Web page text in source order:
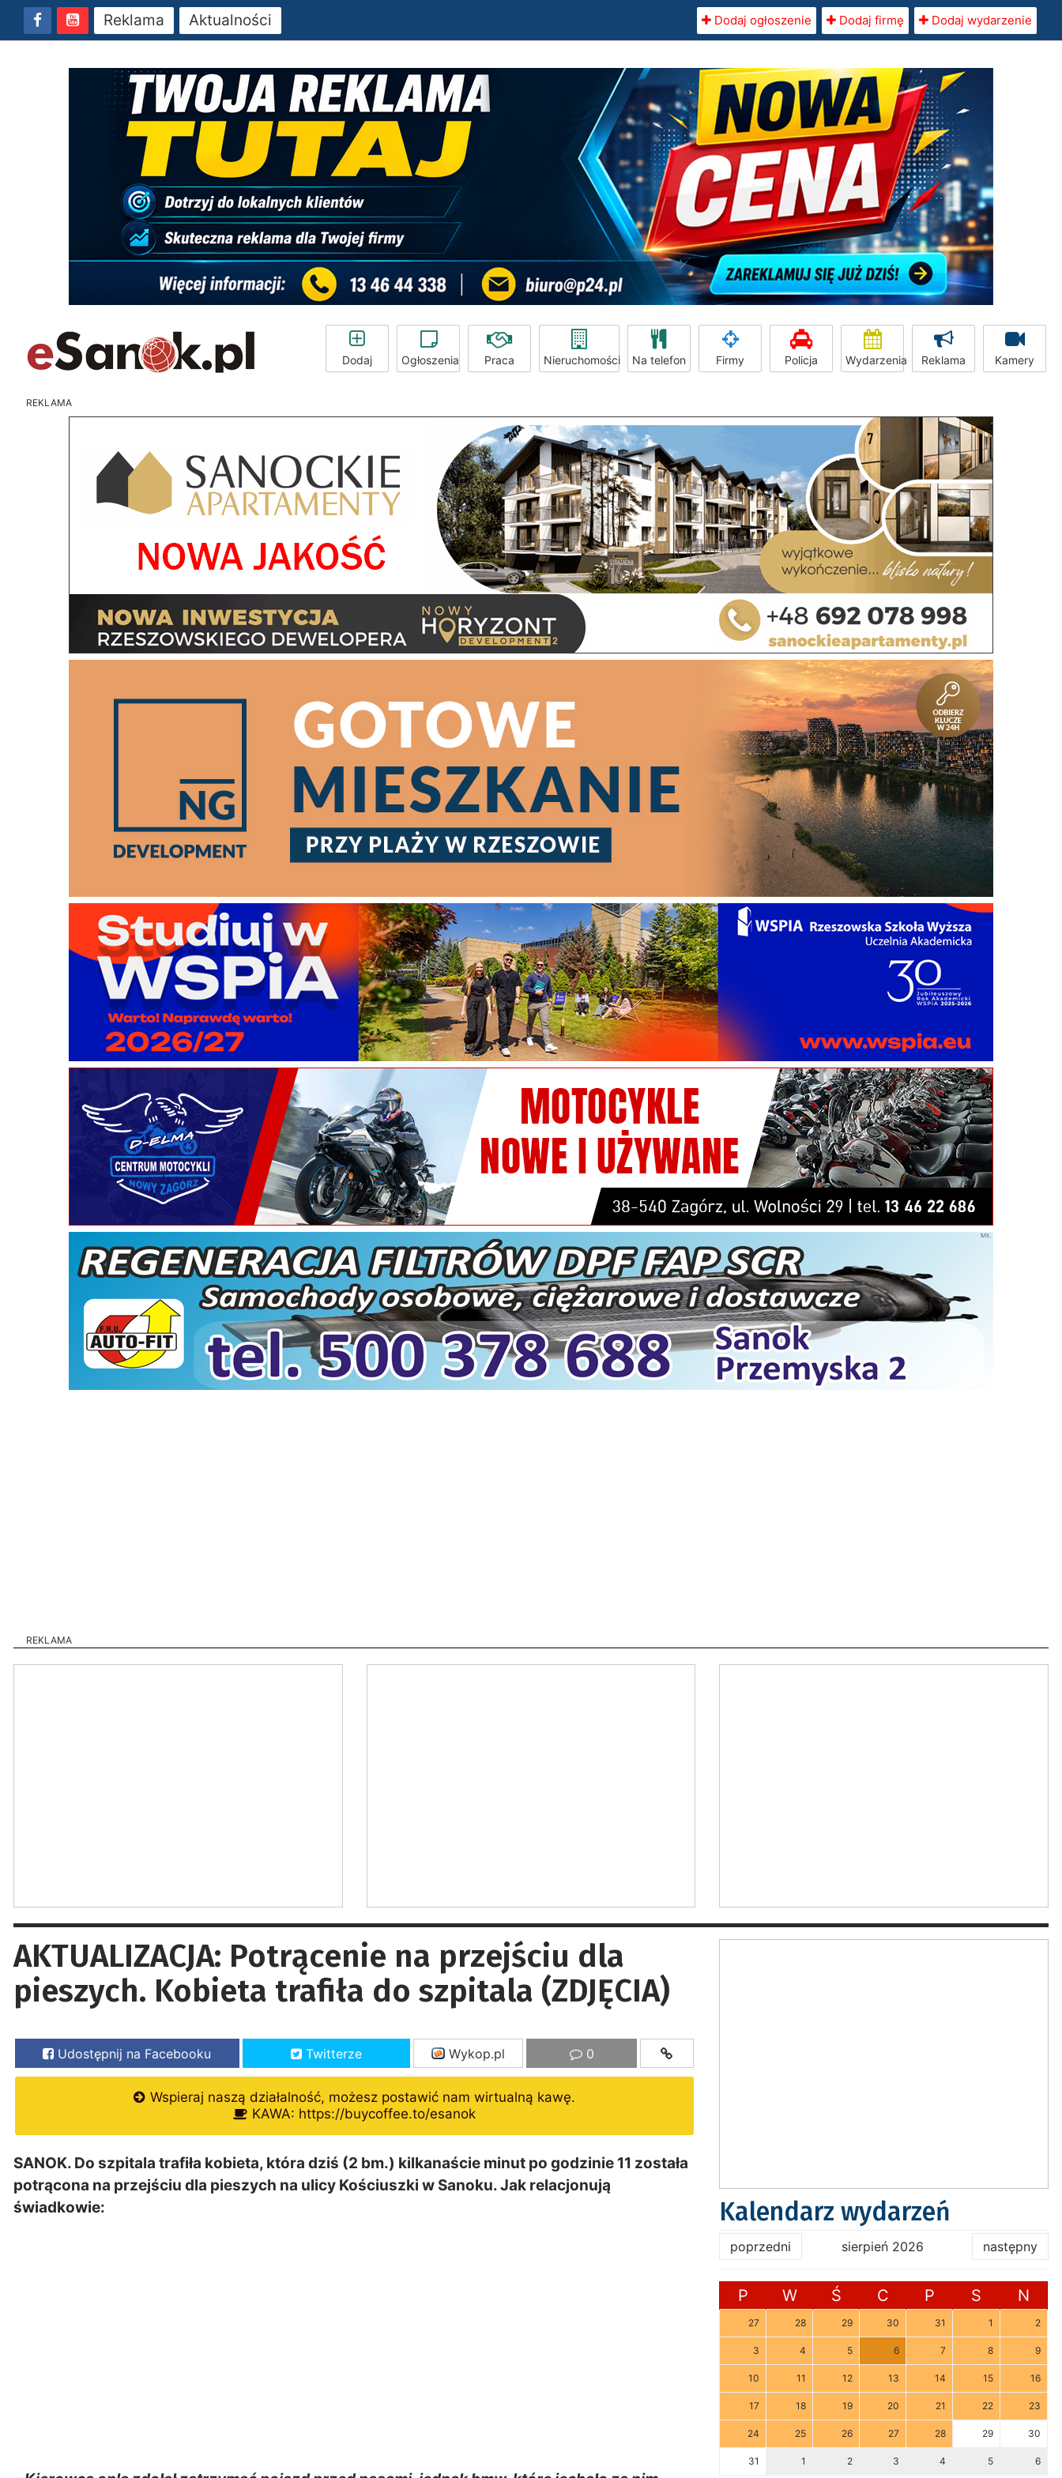
Reklama Aktualności Dodaj ogłoszenie Dodaj firmę Dodaj wydarzenie
Dodaj Ogłoszenia Praca Nieruchomości Na telefon Firmy Policja Wydarzenia Reklama Kamery
REKLAMA
REKLAMA
AKTUALIZACJA: Potrącenie na przejściu dla
pieszych. Kobieta trafiła do szpitala (ZDJĘCIA)
Udostępnij na Facebooku Twitterze Wykop.pl 0
Wspieraj naszą działalność, możesz postawić nam wirtualną kawę.
KAWA: https://buycoffee.to/esanok
SANOK. Do szpitala trafiła kobieta, która dziś (2 bm.) kilkanaście minut po godzinie 11 została
potrącona na przejściu dla pieszych na ulicy Kościuszki w Sanoku. Jak relacjonują
świadkowie:
Kalendarz wydarzeń
poprzedni sierpień 2026 następny
P W Ś C P S N
27 28 29 30 31 1 2
3 4 5 6 7 8 9
10 11 12 13 14 15 16
17 18 19 20 21 22 23
24 25 26 27 28 29 30
31 1 2 3 4 5 6